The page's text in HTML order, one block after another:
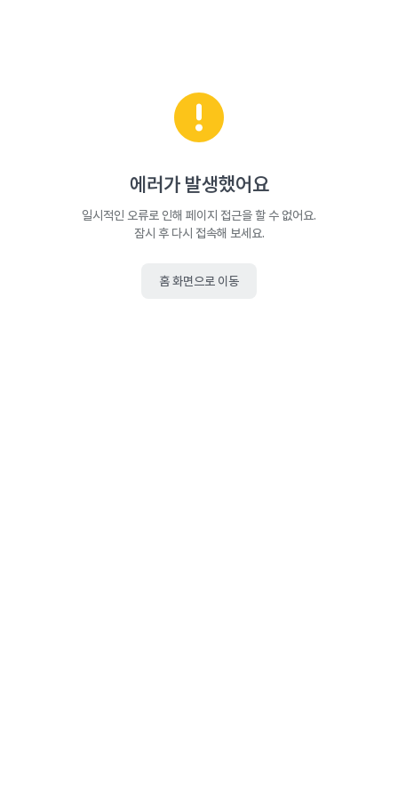
에러가 발생했어요
일시적인 오류로 인해 페이지 접근을 할 수 없어요.
잠시 후 다시 접속해 보세요.
홈 화면으로 이동